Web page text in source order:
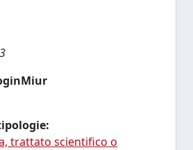
trattato scientifico o